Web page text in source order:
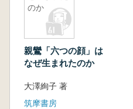
のか
親鸞「六つの顔」は
なぜ生まれたのか
大澤絢子 著
筑摩書房